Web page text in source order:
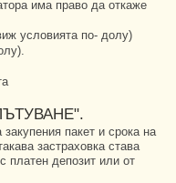
има право да откаже
условията по- долу)
пакет и срока на
застраховка става
платен депозит или от